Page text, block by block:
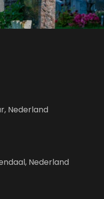
Nederland
Nederland